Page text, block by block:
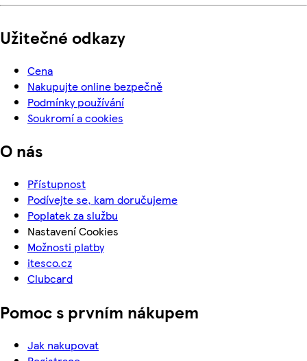
Užitečné odkazy
Cena
Nakupujte online bezpečně
Podmínky používání
Soukromí a cookies
O nás
Přístupnost
Podívejte se, kam doručujeme
Poplatek za službu
Nastavení Cookies
Možnosti platby
itesco.cz
Clubcard
Pomoc s prvním nákupem
Jak nakupovat